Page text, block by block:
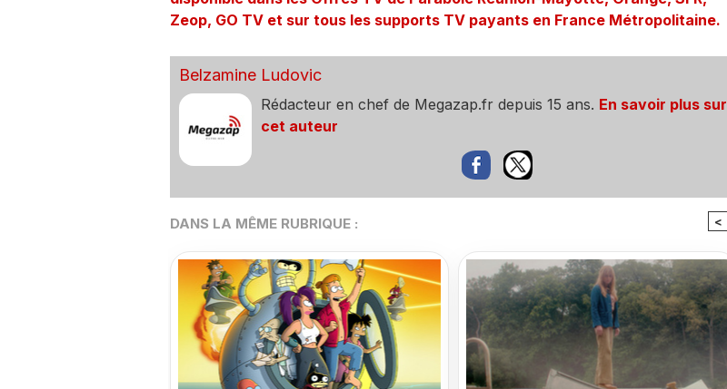
Zeop, GO TV et sur tous les supports TV payants en France Métropolitaine.
Belzamine Ludovic
Rédacteur en chef de Megazap.fr depuis 15 ans. En savoir plus sur
cet auteur
DANS LA MÊME RUBRIQUE : <